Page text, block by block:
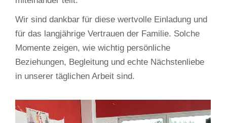
Wir sind dankbar für diese wertvolle Einladung und
für das langjährige Vertrauen der Familie. Solche
Momente zeigen, wie wichtig persönliche
Beziehungen, Begleitung und echte Nächstenliebe
in unserer täglichen Arbeit sind.